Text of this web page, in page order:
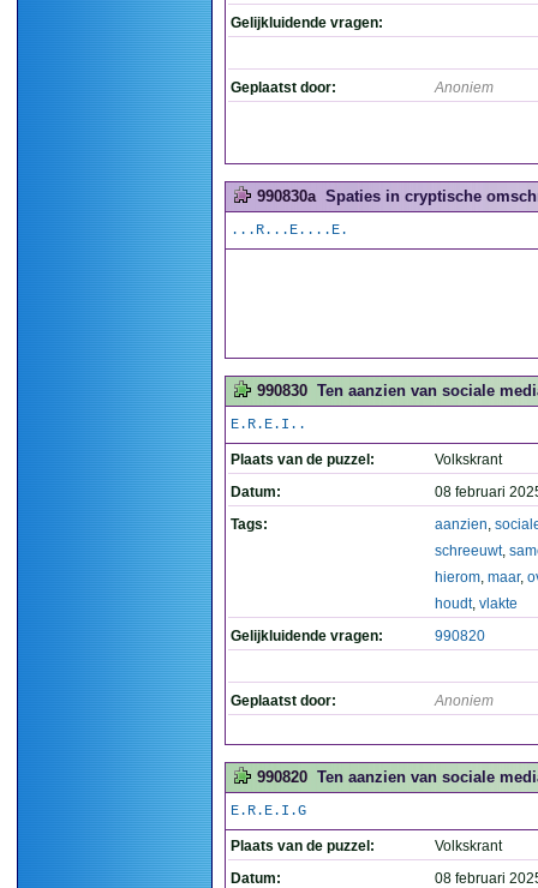
Gelijkluidende vragen:
Geplaatst door: Anoniem
990830a Spaties in cryptische
...R...E....E.
990830 Ten aanzien van sociale
E.R.E.I..
Plaats van de puzzel:
Volkskrant
Datum:
08 februari
Tags:
aanzien,
schreeuwt,
hierom, maar,
houdt, vlakte
Gelijkluidende vragen:
990820
Geplaatst door: Anoniem
990820 Ten aanzien van sociale
E.R.E.I.G
Plaats van de puzzel:
Volkskrant
Datum:
08 februari